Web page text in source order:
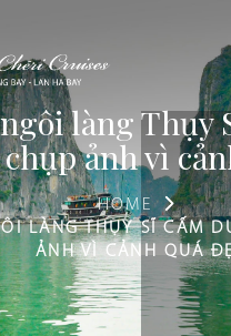
làng Thụy
ảnh vì
HOME
LÀNG THỤY SĨ CẤM
ẢNH VÌ CẢNH QUÁ